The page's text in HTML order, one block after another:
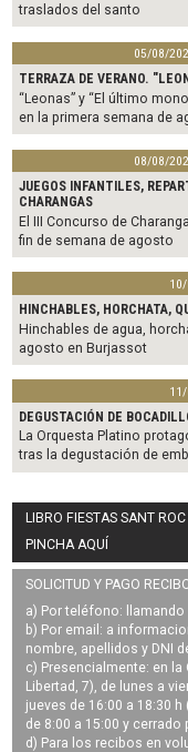
traslados del santo
05/08/
TERRAZA DE VERANO.
“Leonas” y “El último
en la primera semana de
08/08/
JUEGOS INFANTILES,
CHARANGAS
El III Concurso de
fin de semana de agosto
HINCHABLES, HORCHATA,
Hinchables de agua,
agosto en Burjassot
DEGUSTACIÓN DE
La Orquesta Platino
tras la degustación de
LIBRO FIESTAS SANT
PINCHA AQUÍ
SOLICITUD Y PAGO
a) Por teléfono: llamando
b) Por email: a
nombre, apellidos y DNI
c) Presencialmente: en
Libertad, 7), de lunes a
jueves de 16:00 a 18:30
de 8:00 a 15:00 y cerrado
d) Para los recibos en